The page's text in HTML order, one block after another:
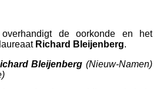
overhandigt de oorkonde en het
Richard Bleijenberg.
Bleijenberg (Nieuw-Namen)